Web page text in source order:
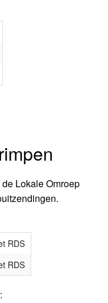
Lokale Omroep
RDS
RDS